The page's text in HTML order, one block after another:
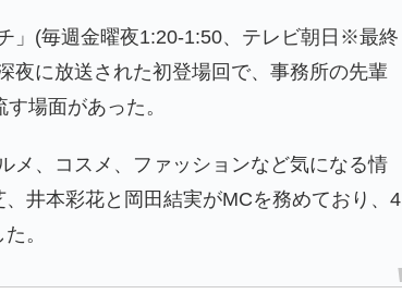
」(毎週金曜夜1:20-1:50、テレビ朝日※最終
夜に放送された初登場回で、事務所の先輩
場面があった。
メ、コスメ、ファッションなど気になる情
井本彩花と岡田結実がMCを務めており、4
。